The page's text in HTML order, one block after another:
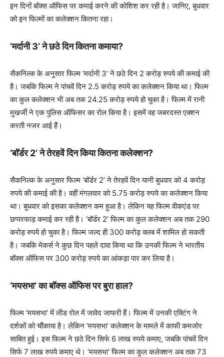
इन दिनों बॉक्स ऑफिस पर कमाई करने की कोशिश कर रही है। जानिए, बुधवार
को इन फिल्माें का कलेक्शन कितना रहा।
‘मर्दानी 3’ ने छठे दिन कितना कमाया?
सैकनिल्क के अनुसार फिल्म ‘मर्दानी 3’ ने छठे दिन 2 करोड़ रुपये की कमाई की
है। जबकि फिल्म ने पांचवें दिन 2.5 करोड़ रुपये का कलेक्शन किया था। फिल्म
का कुल कलेक्शन भी अब तक 24.25 करोड़ रुपये हो चुका है। फिल्म में रानी
मुखर्जी ने एक पुलिस ऑफिसर का रोल किया है। इसमें वह जबरदस्त एक्शन
करती नजर आई हैं।
‘बॉर्डर 2’ ने तेरहवें दिन किया कितना कलेक्शन?
सैकनिल्क के अनुसार फिल्म ‘बॉर्डर 2’ ने तेरहवें दिन यानी बुधवार को 4 करोड़
रुपये की कमाई की है। वहीं मंगलवार को 5.75 करोड़ रुपये का कलेक्शन किया
था। बुधवार को इसका कलेक्शन कम हुआ है। लेकिन यह फिल्म वीकएंड पर
छप्परफाड़ कमाई कर रही है। ‘बॉर्डर 2’ फिल्म का कुल कलेक्शन अब तक 290
करोड़ रुपये हो चुका है। फिल्म जल्द ही 300 करोड़ क्लब में शामिल हो सकती
है। जबकि मेकर्स ने कुछ दिन पहले दावा किया था कि उनकी फिल्म ने भारतीय
बॉक्स ऑफिस पर 300 करोड़ रुपये का आंकड़ा पार कर लिया है।
‘मयसभा’ का बॉक्स ऑफिस पर बुरा हाल?
फिल्म ‘मयसभा’ में लीड रोल में जावेद जाफरी हैं। फिल्म में उनकी एक्टिंग ने
दर्शकों को चौंकाया है। लेकिन ‘मयसभा’ कलेक्शन के मामले में काफी कमजोर
साबित हुई। इस फिल्म ने छठे दिन सिर्फ 6 लाख रुपये कमाए, जबकि पांचवें दिन
सिर्फ 7 लाख रुपये कमाए थे। ‘मयसभा’ फिल्म का कुल कलेक्शन अब तक 73